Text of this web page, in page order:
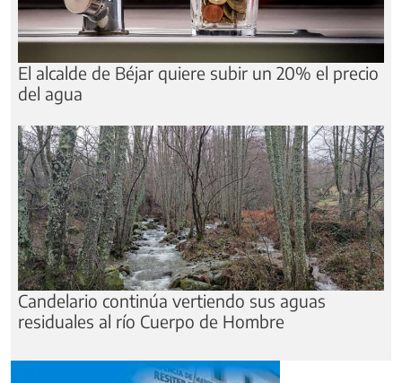
El alcalde de Béjar quiere subir un 20% el precio
del agua
Candelario continúa vertiendo sus aguas
residuales al río Cuerpo de Hombre